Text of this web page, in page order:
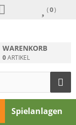
(0)
WARENKORB
0ARTIKEL
Spielanlagen